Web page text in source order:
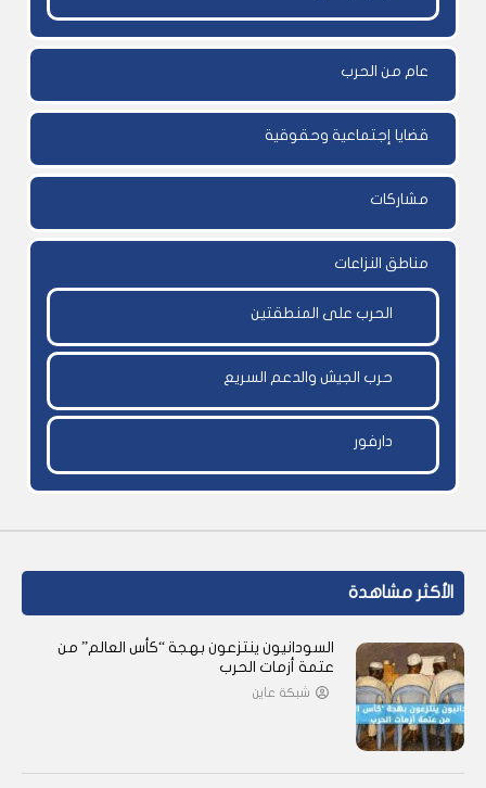
عام من الحرب
قضايا إجتماعية وحقوقية
مشاركات
مناطق النزاعات
الحرب على المنطقتين
حرب الجيش والدعم السريع
دارفور
الأكثر مشاهدة
السودانيون ينتزعون بهجة “كأس العالم” من
عتمة أزمات الحرب
شبكة عاين